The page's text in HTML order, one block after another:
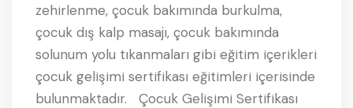
zehirlenme, çocuk bakımında burkulma,
çocuk dış kalp masajı, çocuk bakımında
solunum yolu tıkanmaları gibi eğitim içerikleri
çocuk gelişimi sertifikası eğitimleri içerisinde
bulunmaktadır. Çocuk Gelişimi Sertifikası